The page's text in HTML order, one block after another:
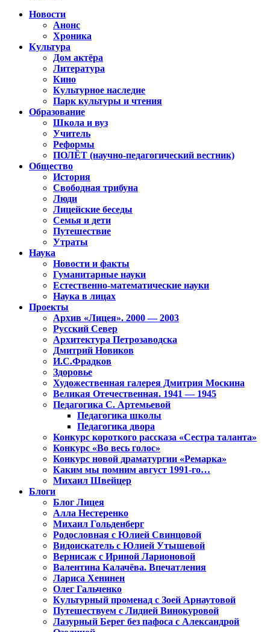
Новости
Анонс
Хроника
Культура
Дом актёра
Литература
Кино
Культурное наследие
Парк культуры и чтения
Образование
Школа и вуз
Учитель
Реформы
ПОЛЁТ (научно-педагогический вестник)
Общество
История
Свободная трибуна
Люди
Лицейские беседы
Семья и дети
Путешествие
Утраты
Наука
Новости и факты
Гуманитарные науки
Естественно-математические науки
Наука в лицах
Проекты
Архив «Лицея». 2000 — 2003
Русский Север
Архитектура Петрозаводска
Дмитрий Новиков
И.С.Фрадков
Здоровье
Художественная галерея Дмитрия Москина
Великая Отечественная. 1941 — 1945
Педагогика С. Артемьевой
Педагогика школы
Педагогика двора
Конкурс короткого рассказа «Сестра таланта»
Конкурс «Во весь голос»
Конкурс новой драматургии «Ремарка»
Каким мы помним август 1991-го…
Михаил Швейцер
Блоги
Блог Лицея
Алла Нестеренко
Михаил Гольденберг
Родословная с Юлией Свинцовой
Видоискатель с Юлией Утышевой
Вернисаж с Ириной Ларионовой
Валентина Калачёва. Впечатления
Лариса Хенинен
Олег Гальченко
Культурный променад с Зоей Арнаутовой
Путешествуем с Лидией Винокуровой
Лазурный Берег без пафоса с Александрой